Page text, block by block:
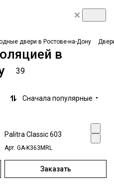
двери в Ростове-на-Дону
в
39
Сначала популярные
Palitra Classic 603
Арт. GA-K363MRL
Заказать